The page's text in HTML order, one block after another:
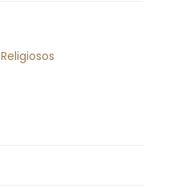
Religiosos